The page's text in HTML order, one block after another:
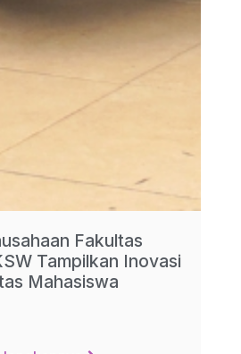
Fakultas
Tampilkan Inovasi
Mahasiswa